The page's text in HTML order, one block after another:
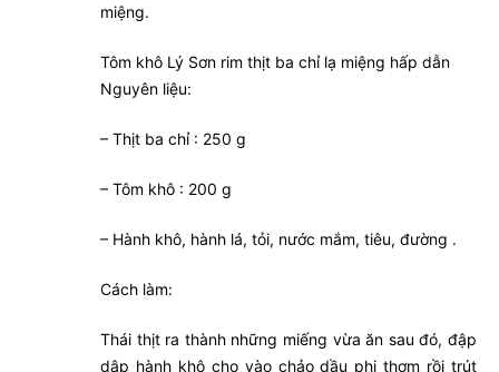
miệng.
Tôm khô Lý Sơn rim thịt ba chỉ lạ miệng hấp dẫn
Nguyên liệu:
– Thịt ba chỉ : 250 g
– Tôm khô : 200 g
– Hành khô, hành lá, tỏi, nước mắm, tiêu, đường .
Cách làm:
Thái thịt ra thành những miếng vừa ăn sau đó, đập
dập hành khô cho vào chảo dầu phi thơm rồi trút